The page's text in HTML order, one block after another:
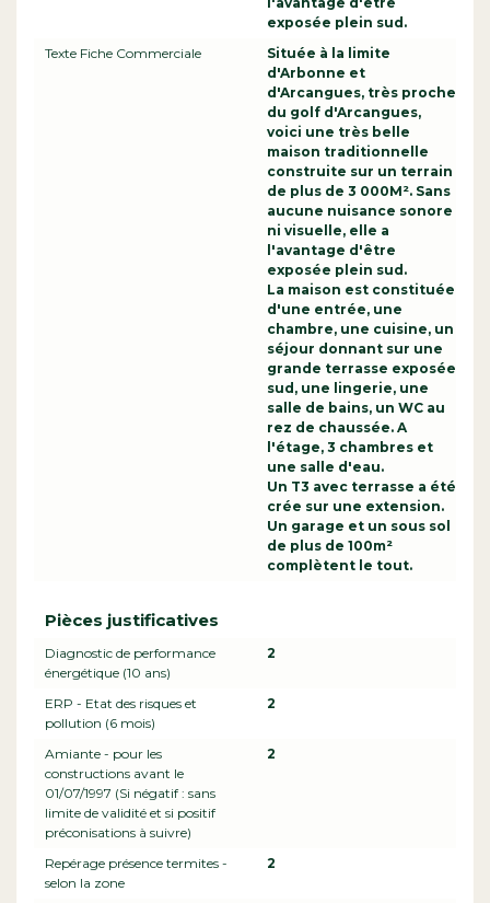
exposée plein sud.
Texte Fiche Commerciale
Située à la limite
d'Arbonne et
d'Arcangues, très proche
du golf d'Arcangues,
voici une très belle
maison traditionnelle
construite sur un terrain
de plus de 3 000M². Sans
aucune nuisance sonore
ni visuelle, elle a
l'avantage d'être
exposée plein sud.
La maison est constituée
d'une entrée, une
chambre, une cuisine, un
séjour donnant sur une
grande terrasse exposée
sud, une lingerie, une
salle de bains, un WC au
rez de chaussée. A
l'étage, 3 chambres et
une salle d'eau.
Un T3 avec terrasse a été
crée sur une extension.
Un garage et un sous sol
de plus de 100m²
complètent le tout.
Pièces justificatives
Diagnostic de performance
énergétique (10 ans)
2
ERP - Etat des risques et
pollution (6 mois)
2
Amiante - pour les
constructions avant le
01/07/1997 (Si négatif : sans
limite de validité et si positif
préconisations à suivre)
2
Repérage présence termites -
selon la zone
2